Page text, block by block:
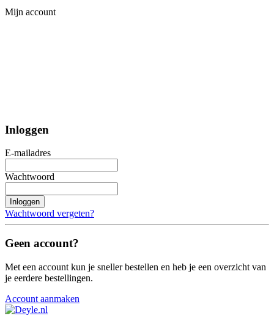
Mijn account
Inloggen
E-mailadres
Wachtwoord
Inloggen
Wachtwoord vergeten?
Geen account?
Met een account kun je sneller bestellen en heb je een overzicht van
je eerdere bestellingen.
Account aanmaken